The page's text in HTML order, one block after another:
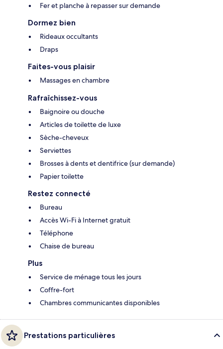
Fer et planche à repasser sur demande
Dormez bien
Rideaux occultants
Draps
Faites-vous plaisir
Massages en chambre
Rafraîchissez-vous
Baignoire ou douche
Articles de toilette de luxe
Sèche-cheveux
Serviettes
Brosses à dents et dentifrice (sur demande)
Papier toilette
Restez connecté
Bureau
Accès Wi-Fi à Internet gratuit
Téléphone
Chaise de bureau
Plus
Service de ménage tous les jours
Coffre-fort
Chambres communicantes disponibles
Prestations particulières